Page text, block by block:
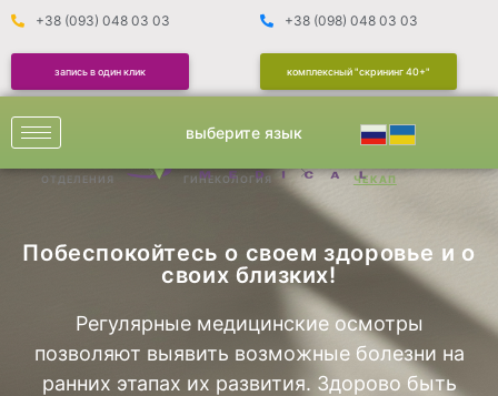
+38 (093) 048 03 03 +38 (098) 048 03 03
запись в один клик комплексный "скрининг 40+"
выберите язык
ОТДЕЛЕНИЯ ГИНЕКОЛОГИЯ ЧЕКАП
Побеспокойтесь о своем здоровье и о
своих близких!​
Регулярные медицинские осмотры
позволяют выявить возможные болезни на
ранних этапах их развития. Здорово быть